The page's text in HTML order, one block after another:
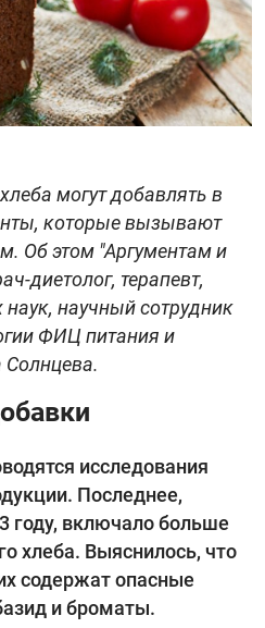
могут добавлять в
которые вызывают
Об этом "Аргументам и
диетолог, терапевт,
научный сотрудник
ФИЦ питания и
Солнцева.
исследования
Последнее,
году, включало больше
хлеба. Выяснилось, что
содержат опасные
и броматы.